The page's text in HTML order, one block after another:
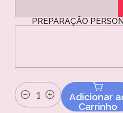
PREPARAÇÃO
Quantidade
Adicionar
Carrinho